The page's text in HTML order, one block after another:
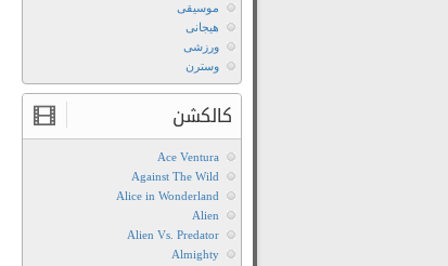
موسیقی
هیجانی
ورزشی
وسترن
کالکشن
Ace Ventura
Against The Wild
Alice in Wonderland
Alien
Alien Vs. Predator
Almighty